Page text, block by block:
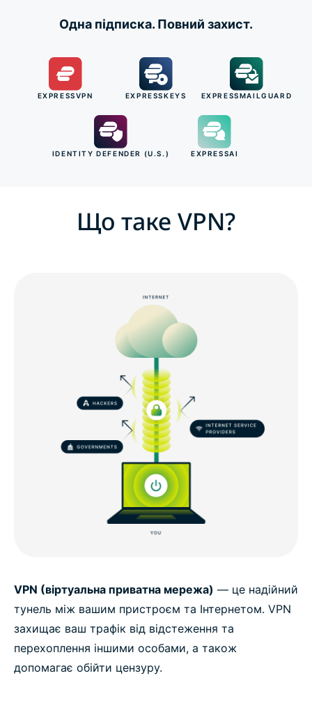
Одна підписка. Повний захист.
EXPRESSVPN EXPRESSKEYS EXPRESSMAILGUARD
IDENTITY DEFENDER (U.S.) EXPRESSAI
Що таке VPN?
VPN (віртуальна приватна мережа) — це надійний
тунель між вашим пристроєм та Інтернетом. VPN
захищає ваш трафік від відстеження та
перехоплення іншими особами, а також
допомагає обійти цензуру.